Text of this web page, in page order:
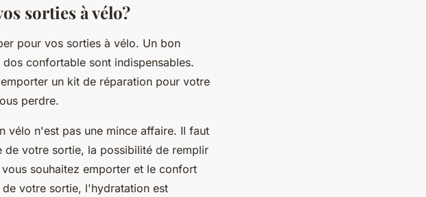
sorties à vélo?
pour vos sorties à vélo. Un bon
confortable sont indispensables.
un kit de réparation pour votre
perdre.
vélo n'est pas une mince affaire. Il faut
de votre sortie, la possibilité de remplir
souhaitez emporter et le confort
votre sortie, l'hydratation est